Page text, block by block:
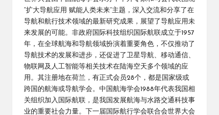
“扩大导航应用 赋能人类未来”主题，深入交流和分享了在
导航和航行技术领域的最新研究成果，展望了导航应用未
来发展的可能。非政府国际科技组织国际航联成立于1957
年，在全球航海和导航领域扮演着重要角色，不仅推动了
导航技术的发展和进步，还促进了卫星导航、移动通信、
物联网及人工智能等相关技术在陆海空天多个领域的应
用。其注册地在荷兰，有正式会员28个，都是国家级或
跨国的航海或导航学会。中国航海学会1988年代表我国相
关组织加入国际航联，是我国发展航海与水路交通科技事
业的重要社会力量。下一届国际航行学会联合会世界大会